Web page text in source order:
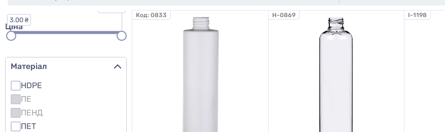
Ціна
3.00 ₴
Матеріал
HDPE
ПЕ
ПЕНД
ПЕТ
Код: 0833 H-0869 I-1198